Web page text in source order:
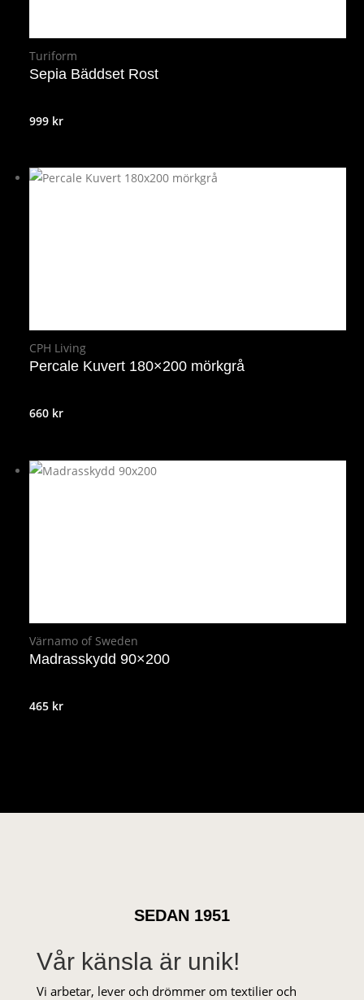
Turiform
Sepia Bäddset Rost
999 kr
CPH Living
Percale Kuvert 180×200 mörkgrå
660 kr
Värnamo of Sweden
Madrasskydd 90×200
465 kr
SEDAN 1951
Vår känsla är unik!
Vi arbetar, lever och drömmer om textilier och